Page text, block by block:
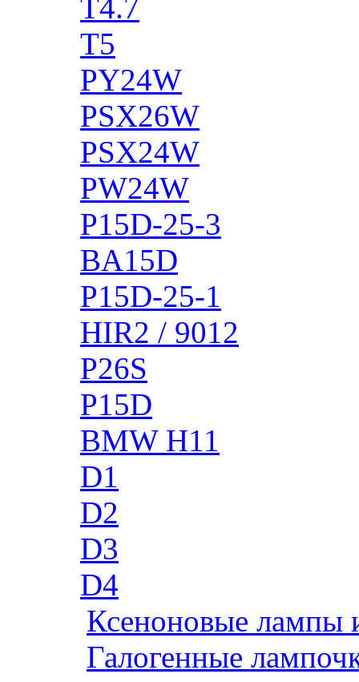
T4.7
T5
PY24W
PSX26W
PSX24W
PW24W
P15D-25-3
BA15D
P15D-25-1
HIR2 / 9012
P26S
P15D
BMW H11
D1
D2
D3
D4
Ксеноновые лампы
Галогенные